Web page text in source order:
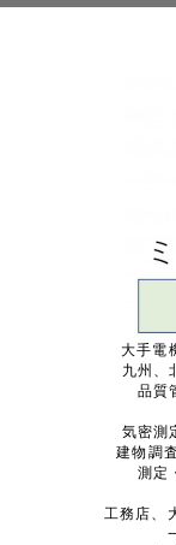
大手電
九州、
品質
気密測
建物調
測定
工務店、